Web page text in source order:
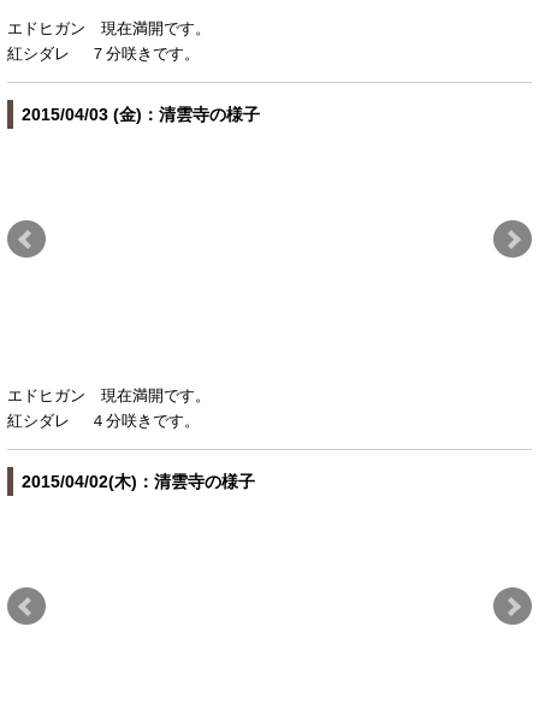
エドヒガン 現在満開です。
紅シダレ ７分咲きです。
2015/04/03 (金)：清雲寺の様子
エドヒガン 現在満開です。
紅シダレ ４分咲きです。
2015/04/02(木)：清雲寺の様子